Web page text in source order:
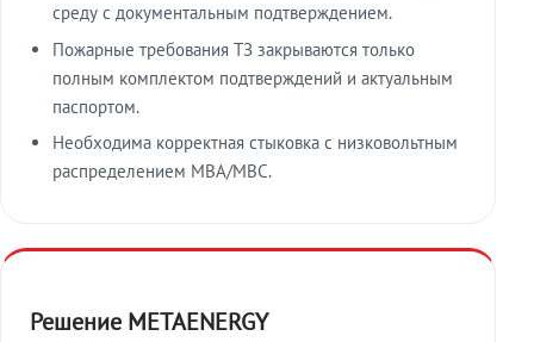
среду с документальным подтверждением.
Пожарные требования ТЗ закрываются только
полным комплектом подтверждений и актуальным
паспортом.
Необходима корректная стыковка с низковольтным
распределением МВА/МВС.
Решение METAENERGY